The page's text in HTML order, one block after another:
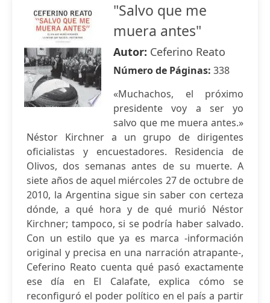
"Salvo que me
muera antes"
Autor: Ceferino Reato
Número de Páginas: 338
«Muchachos, el próximo
presidente voy a ser yo
salvo que me muera antes.»
Néstor Kirchner a un grupo de dirigentes
oficialistas y encuestadores. Residencia de
Olivos, dos semanas antes de su muerte. A
siete años de aquel miércoles 27 de octubre de
2010, la Argentina sigue sin saber con certeza
dónde, a qué hora y de qué murió Néstor
Kirchner; tampoco, si se podría haber salvado.
Con un estilo que ya es marca -información
original y precisa en una narración atrapante-,
Ceferino Reato cuenta qué pasó exactamente
ese día en El Calafate, explica cómo se
reconfiguró el poder político en el país a partir